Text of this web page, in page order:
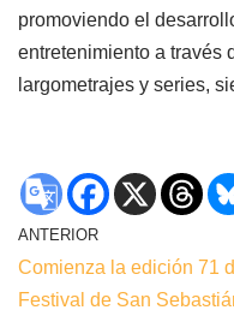
promoviendo el
entretenimiento a través
largometrajes y series,
ANTERIOR
Comienza la edición 71
Festival de San